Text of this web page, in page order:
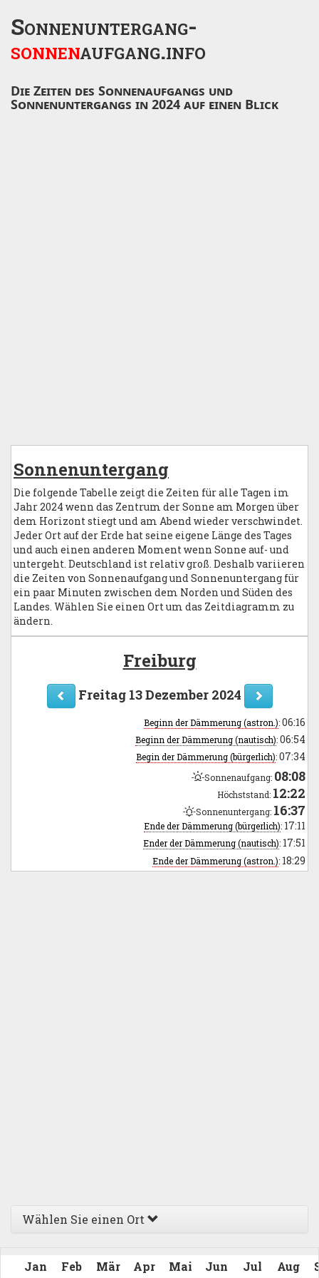
Sonnenuntergang-
sonnenaufgang.info
Die Zeiten des Sonnenaufgangs und
Sonnenuntergangs in 2024 auf einen Blick
Sonnenuntergang
Die folgende Tabelle zeigt die Zeiten für alle Tagen im
Jahr 2024 wenn das Zentrum der Sonne am Morgen über
dem Horizont stiegt und am Abend wieder verschwindet.
Jeder Ort auf der Erde hat seine eigene Länge des Tages
und auch einen anderen Moment wenn Sonne auf- und
untergeht. Deutschland ist relativ groß. Deshalb variieren
die Zeiten von Sonnenaufgang und Sonnenuntergang für
ein paar Minuten zwischen dem Norden und Süden des
Landes. Wählen Sie einen Ort um das Zeitdiagramm zu
ändern.
Freiburg
Freitag 13 Dezember 2024
Beginn der Dämmerung (astron.):06:16
Beginn der Dämmerung (nautisch):06:54
Begin der Dämmerung (bürgerlich):07:34
Sonnenaufgang: 08:08
Höchststand: 12:22
Sonnenuntergang: 16:37
Ende der Dämmerung (bürgerlich): 17:11
Ender der Dämmerung (nautisch): 17:51
Ende der Dämmerung (astron.): 18:29
Wählen Sie einen Ort
Jan Feb Mär Apr Mai Jun Jul Aug